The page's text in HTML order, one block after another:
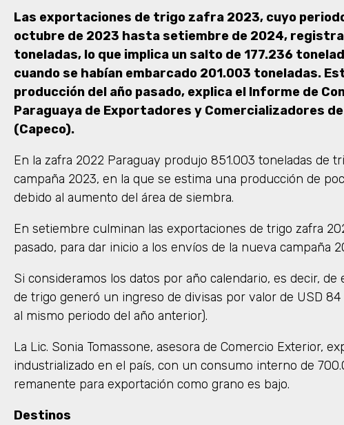
Las exportaciones de trigo zafra 2023, cuyo
octubre de 2023 hasta setiembre de 2024,
toneladas, lo que implica un salto de 177.236
cuando se habían embarcado 201.003 toneladas.
producción del año pasado, explica el Informe de
Paraguaya de Exportadores y Comercializadores
(Capeco).
En la zafra 2022 Paraguay produjo 851.003 toneladas de
campaña 2023, en la que se estima una producción de
debido al aumento del área de siembra.
En setiembre culminan las exportaciones de trigo zafra
pasado, para dar inicio a los envíos de la nueva campaña
Si consideramos los datos por año calendario, es decir,
de trigo generó un ingreso de divisas por valor de USD
al mismo periodo del año anterior).
La Lic. Sonia Tomassone, asesora de Comercio Exterior,
industrializado en el país, con un consumo interno de
remanente para exportación como grano es bajo.
Destinos